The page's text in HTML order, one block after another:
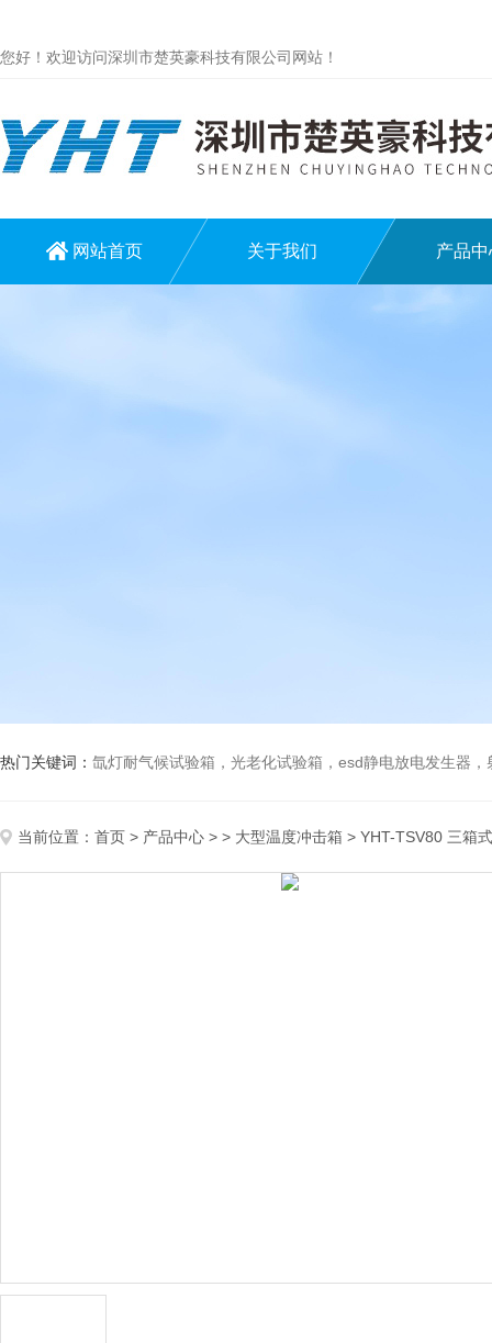
您好！欢迎访问深圳市楚英豪科技有限公司网站！
网站首页 关于我们 产品中
热门关键词： 氙灯耐气候试验箱，光老化试验箱，esd静电放电发生器
当前位置： 首页 > 产品中心 > > 大型温度冲击箱 > YHT-TSV80 三箱